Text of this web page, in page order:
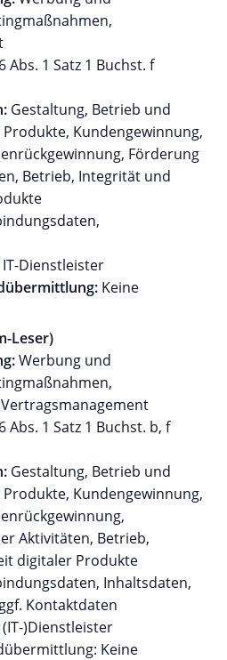
Abs. 1 Satz 1 Buchst. f
Gestaltung, Betrieb und
Kundengewinnung,
Förderung
Betrieb, Integrität und
IT-Dienstleister
Keine
Leser)
Werbung und
Abs. 1 Satz 1 Buchst. b, f
Gestaltung, Betrieb und
Kundengewinnung,
Aktivitäten, Betrieb,
digitaler Produkte
Inhaltsdaten,
Kontaktdaten
(IT-)Dienstleister
Keine